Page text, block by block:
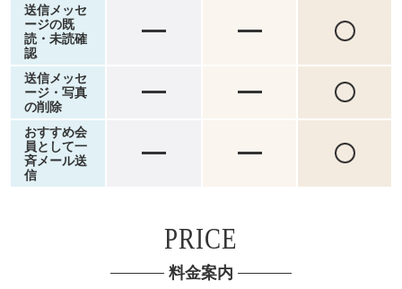
送信メッセ
ージの既
読・未読確
認
送信メッセ
ージ・ 写真
の削除
おすすめ会
員として一
斉メール送
信
PRICE
料金案内